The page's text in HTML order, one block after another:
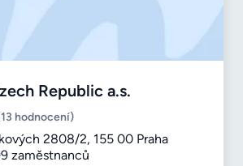
Republic a.s.
hodnocení)
2808/2, 155 00 Praha
zaměstnanců